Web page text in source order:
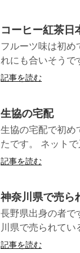
コーヒー紅茶日
フルーツ味は初め
れにも
記事を読む
生協の宅配
生協の宅配で初め
たです。 ネット
記事を読む
神奈川県で売ら
長野県出身の者で
川県で売られて
記事を読む